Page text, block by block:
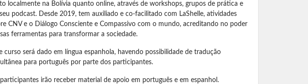
localmente na Bolívia quanto online, através de workshops, grupos de prática e
podcast. Desde 2019, tem auxiliado e co-facilitado com LaShelle, atividades
CNV e o Diálogo Consciente e Compassivo com o mundo, acreditando no poder
ferramentas para transformar a sociedade.
curso será dado em língua espanhola, havendo possibilidade de tradução
para português por parte dos participantes.
irão receber material de apoio em português e em espanhol.